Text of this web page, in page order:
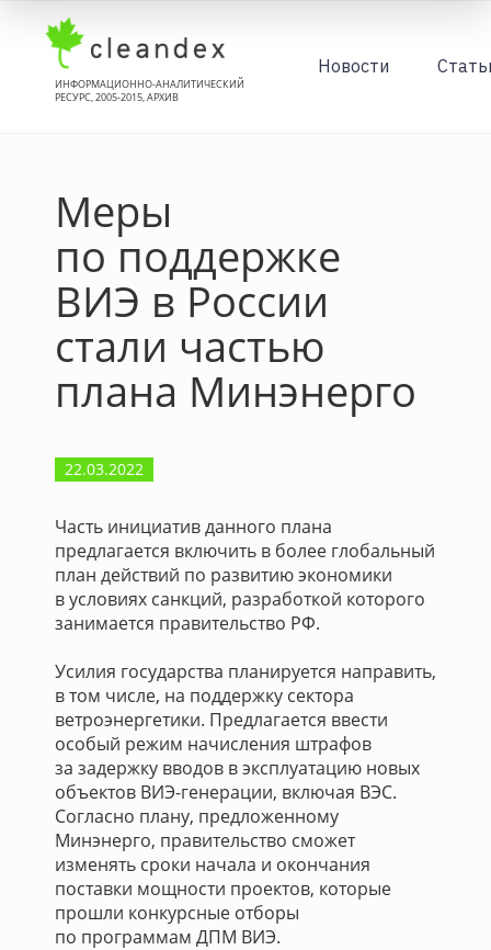
ИНФОРМАЦИОННО-АНАЛИТИЧЕСКИЙ
РЕСУРС, 2005-2015, АРХИВ
Новости
Меры
по поддержке
ВИЭ в России
стали частью
плана Минэнерго
22.03.2022
Часть инициатив данного плана
предлагается включить в более глобальный
план действий по развитию экономики
в условиях санкций, разработкой которого
занимается правительство РФ.
Усилия государства планируется направить,
в том числе, на поддержку сектора
ветроэнергетики. Предлагается ввести
особый режим начисления штрафов
за задержку вводов в эксплуатацию новых
объектов ВИЭ-генерации, включая ВЭС.
Согласно плану, предложенному
Минэнерго, правительство сможет
изменять сроки начала и окончания
поставки мощности проектов, которые
прошли конкурсные отборы
по программам ДПМ ВИЭ.